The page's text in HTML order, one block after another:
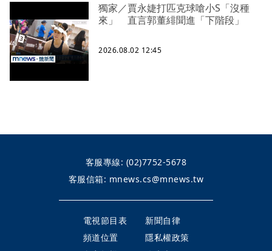
獨家／賈永婕打匹克球嗆小S「沒種
來」 直言郭董緋聞進「下階段」
2026.08.02 12:45
客服專線: (02)7752-5678
客服信箱: mnews.cs@mnews.tw
電視節目表
新聞自律
頻道位置
隱私權政策